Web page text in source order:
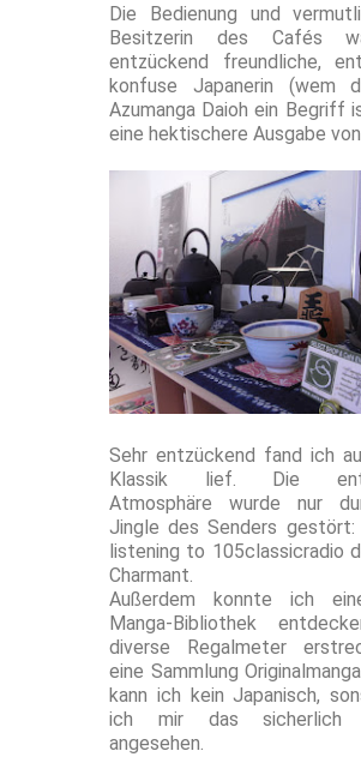
Die Bedienung und
Besitzerin des Cafés
entzückend freundliche,
konfuse Japanerin (wem
Azumanga Daioh ein Begriff
eine hektischere Ausgabe
Sehr entzückend fand ich
Klassik lief. Die
Atmosphäre wurde nur
Jingle des Senders gestört:
listening to 105classicradio
Charmant.
Außerdem konnte ich
Manga-Bibliothek
diverse Regalmeter
eine Sammlung
kann ich kein Japanisch,
ich mir das sicherlich
angesehen.